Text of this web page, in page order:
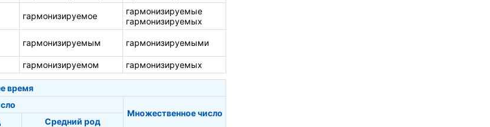
гармонизируемое
гармонизируемые
гармонизируемых
гармонизируемым гармонизируемыми
гармонизируемом гармонизируемых
время
Множественное число
Средний род